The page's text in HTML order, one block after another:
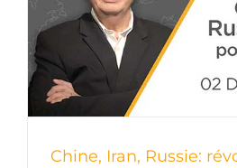
Chine, Iran, Russie: